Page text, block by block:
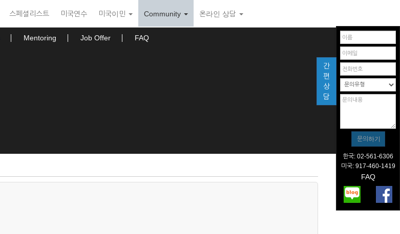
스페셜리스트 미국연수 미국이민 Community 온라인 상담
Mentoring Job Offer FAQ
간
편
상
담
한국: 02-561-6306
미국: 917-460-1419
FAQ